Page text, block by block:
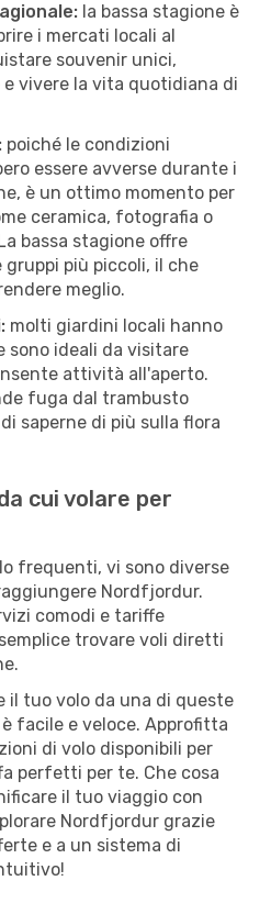
la bassa stagione è
i mercati locali al
souvenir unici,
e vivere la vita quotidiana di
poiché le condizioni
essere avverse durante i
è un ottimo momento per
ceramica, fotografia o
bassa stagione offre
più piccoli, il che
meglio.
molti giardini locali hanno
sono ideali da visitare
attività all'aperto.
fuga dal trambusto
saperne di più sulla flora
cui volare per
frequenti, vi sono diverse
Nordfjordur.
comodi e tariffe
trovare voli diretti
il tuo volo da una di queste
facile e veloce. Approfitta
di volo disponibili per
perfetti per te. Che cosa
il tuo viaggio con
Nordfjordur grazie
e a un sistema di